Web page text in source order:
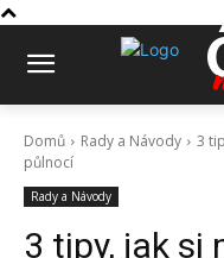
Domů Rady a Návody
3
půlnocí
Rady a Návody
3 tipy, jak si